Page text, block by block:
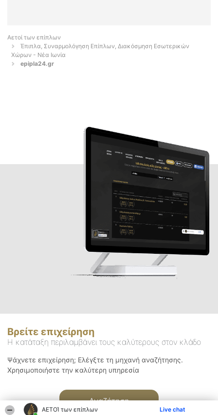
ΑΕΤΟΊ των επίπλων Live chat
Αετοί των επίπλων
Έπιπλα, Συναρμολόγηση Επίπλων, Διακόσμηση Εσωτερικών
Χώρων - Νέα Ιωνία
epipla24.gr
Βρείτε επιχείρηση
Η κατάταξη περιλαμβάνει τους καλύτερους στον κλάδο
Ψάχνετε επιχείρηση; Ελέγξτε τη μηχανή αναζήτησης.
Χρησιμοποιήστε την καλύτερη υπηρεσία
Αναζήτηση